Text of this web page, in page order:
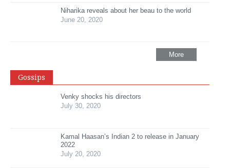
Niharika reveals about her beau to the world
June 20, 2020
More
Gossips
Venky shocks his directors
July 30, 2020
Kamal Haasan’s Indian 2 to release in January
2022
July 20, 2020